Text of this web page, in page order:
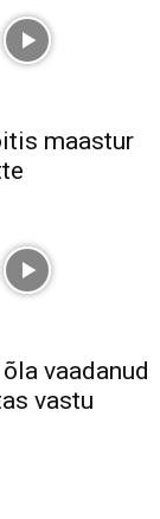
maastur
vaadanud
vastu